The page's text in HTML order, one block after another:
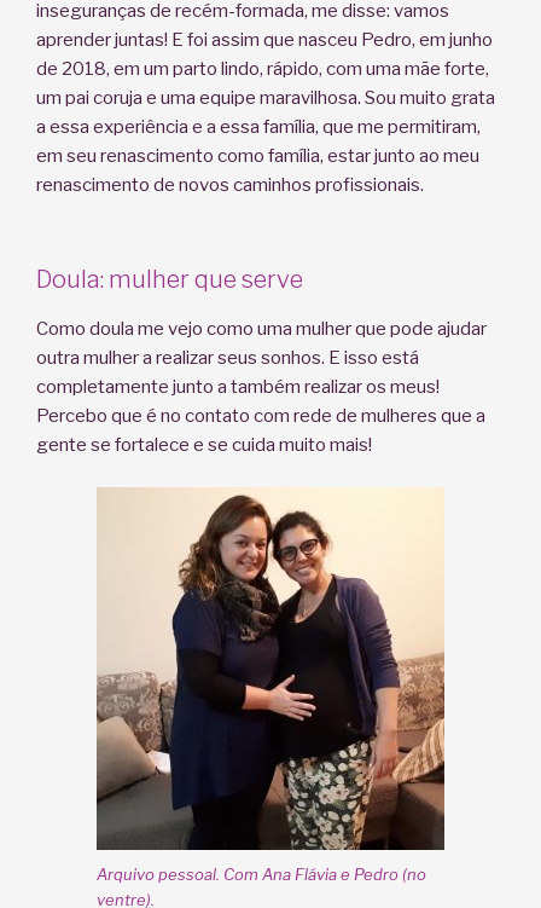
inseguranças de recém-formada, me disse: vamos
aprender juntas! E foi assim que nasceu Pedro, em junho
de 2018, em um parto lindo, rápido, com uma mãe forte,
um pai coruja e uma equipe maravilhosa. Sou muito grata
a essa experiência e a essa família, que me permitiram,
em seu renascimento como família, estar junto ao meu
renascimento de novos caminhos profissionais.
Doula: mulher que serve
Como doula me vejo como uma mulher que pode ajudar
outra mulher a realizar seus sonhos. E isso está
completamente junto a também realizar os meus!
Percebo que é no contato com rede de mulheres que a
gente se fortalece e se cuida muito mais!
Arquivo pessoal. Com Ana Flávia e Pedro (no
ventre).